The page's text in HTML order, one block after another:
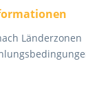
Länderzonen